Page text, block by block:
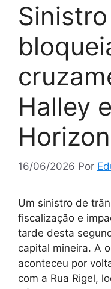
Halley
16/06/2026 Por
Um sinistro de
fiscalização e
tarde desta
capital mineira. A
aconteceu por
com a Rua Rigel,